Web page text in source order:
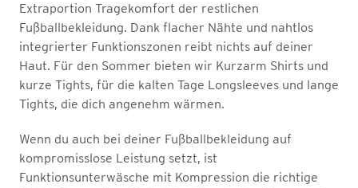
Extraportion Tragekomfort der restlichen
Fußballbekleidung. Dank flacher Nähte und nahtlos
integrierter Funktionszonen reibt nichts auf deiner
Haut. Für den Sommer bieten wir Kurzarm Shirts und
kurze Tights, für die kalten Tage Longsleeves und lange
Tights, die dich angenehm wärmen.
Wenn du auch bei deiner Fußballbekleidung auf
kompromisslose Leistung setzt, ist
Funktionsunterwäsche mit Kompression die richtige